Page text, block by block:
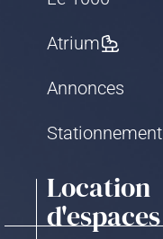
Atrium
Annonces
Stationnement
Location
d'espaces